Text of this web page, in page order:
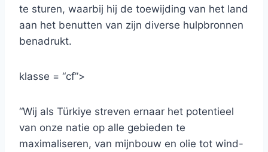
te sturen, waarbij hij de toewijding van het land
aan het benutten van zijn diverse hulpbronnen
benadrukt.
klasse = “cf”>
“Wij als Türkiye streven ernaar het potentieel
van onze natie op alle gebieden te
maximaliseren, van mijnbouw en olie tot wind-